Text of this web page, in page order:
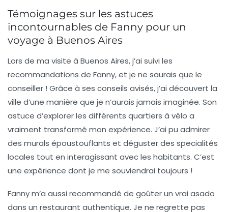
Témoignages sur les astuces
incontournables de Fanny pour un
voyage à Buenos Aires
Lors de ma visite à Buenos Aires, j’ai suivi les
recommandations de Fanny, et je ne saurais que le
conseiller ! Grâce à ses conseils avisés, j’ai découvert la
ville d’une manière que je n’aurais jamais imaginée. Son
astuce d’explorer les différents quartiers à vélo a
vraiment transformé mon expérience. J’ai pu admirer
des murals époustouflants et déguster des specialités
locales tout en interagissant avec les habitants. C’est
une expérience dont je me souviendrai toujours !
Fanny m’a aussi recommandé de goûter un vrai asado
dans un restaurant authentique. Je ne regrette pas